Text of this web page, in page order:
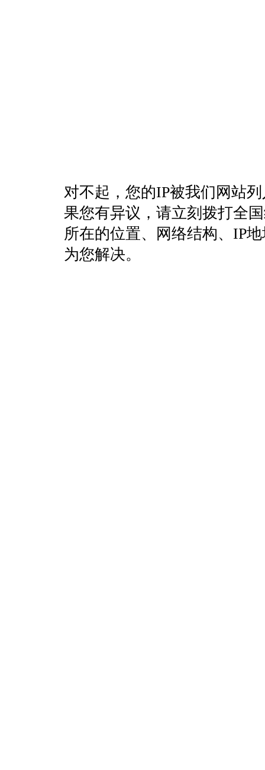
对不起，您的IP被我们网站
果您有异议，请立刻拨打全
所在的位置、网络结构、IP
为您解决。